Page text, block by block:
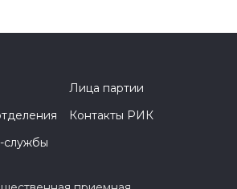
Лица партии
Контакты РИК
службы